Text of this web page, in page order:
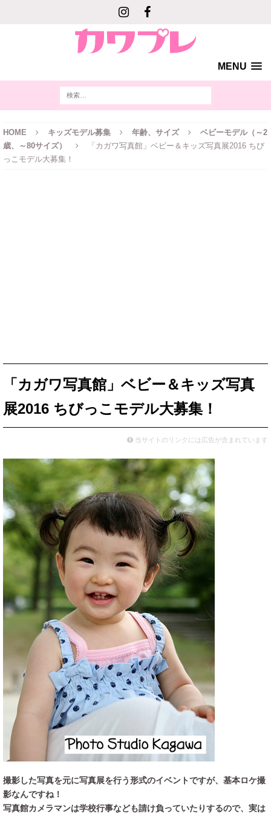
MENU
HOME キッズモデル募集 年齢、サイズ
ベビーモデル（～2
歳、～80サイズ）
「カガワ写真館」ベビー＆キッズ写真展2016 ちび
っこモデル大募集！
「カガワ写真館」ベビー＆キッズ写真
展2016 ちびっこモデル大募集！
当サイトのリンクには広告が含まれています
撮影した写真を元に写真展を行う形式のイベントですが、基本ロケ撮
影なんですね！
写真館カメラマンは学校行事なども請け負っていたりするので、実は